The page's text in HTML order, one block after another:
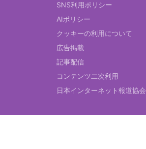
SNS利用ポリシー
AIポリシー
クッキーの利用について
広告掲載
記事配信
コンテンツ二次利用
日本インターネット報道協会